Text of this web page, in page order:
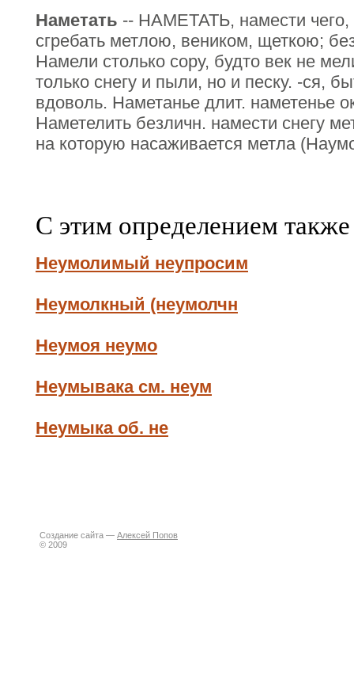
Наметать -- НАМЕТАТЬ, намести чего,
сгребать метлою, веником, щеткою;
Намели столько сору, будто век не
только снегу и пыли, но и песку. -ся,
вдоволь. Наметанье длит. наметенье
Наметелить безличн. намести снегу
на которую насаживается метла
С этим определением
Неумолимый неупросим
Неумолкный (неумолчн
Неумоя неумо
Неумывака см. неум
Неумыка об. не
Создание сайта — Алексей Попов
© 2009